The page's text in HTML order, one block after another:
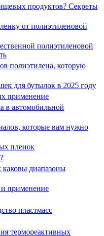
продуктов? Секреты
от полиэтиленовой
полиэтиленовой
полиэтилена, которую
для бутылок в 2025 году
применение
в автомобильной
которые вам нужно
пленок
каковы диапазоны
применение
пластмасс
термореактивных